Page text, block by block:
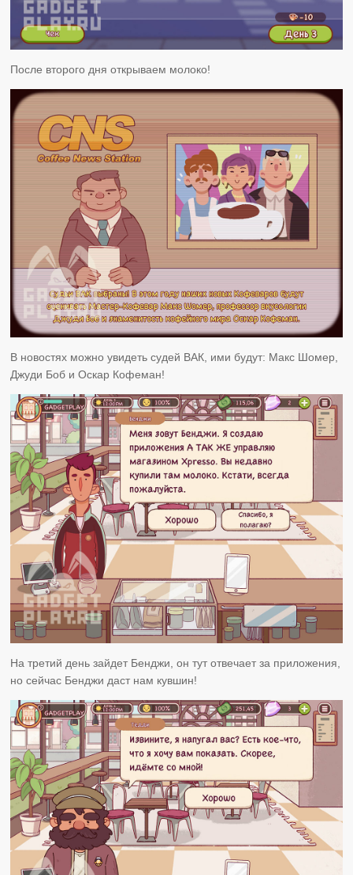
После второго дня открываем молоко!
В новостях можно увидеть судей ВАК, ими будут: Макс Шомер,
Джуди Боб и Оскар Кофеман!
На третий день зайдет Бенджи, он тут отвечает за приложения,
но сейчас Бенджи даст нам кувшин!